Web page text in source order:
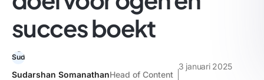
succes boekt
Sudarshan SomanathanHead of Content
3 januari 2025